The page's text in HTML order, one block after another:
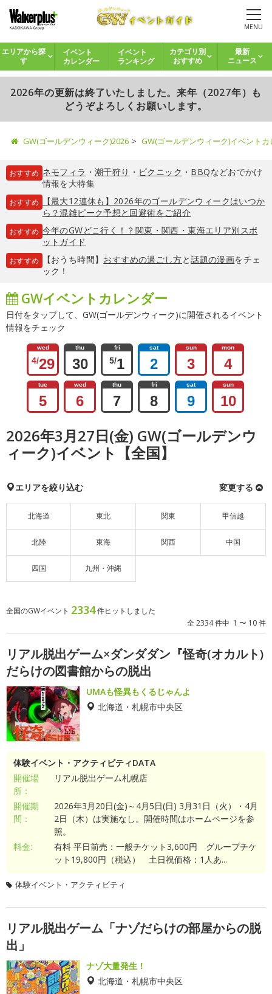
MENU
エリアから探
す
イベント
カレンダー
イベント
ランキング
カテゴリ別
おすすめ
最新
ニュース
2026年の更新は終了いたしました。来年（2027年）も
どうぞよろしくお願いします。
GW(ゴールデンウィーク)2026 GW(ゴールデンウィーク)イベント
おすすめ ネモフィラ ・ 潮干狩り ・ ピクニック ・ BBQなどおでかけ
情報を大特集
おすすめ
【最大12連休も】2026年のゴールデンウィークはいつか
ら？混雑ピーク予想と回避術をご紹介
おすすめ 今年のGWどこ行く！？関東・関西・東海エリア別スポ
ットガイド
おすすめ 【おうち時間】 おすすめの過ごし方と話題の漫画をチェ
ック！
GWイベントカレンダー
日付をタップして、GW(ゴールデンウィーク)に開催されるイベント
情報をチェック
wed
4/29
thu
30
fri
5/1
sat
2
sun
3
mon
4
tue
5
wed
6
thu
7
fri
8
sat
9
sun
10
2026年3月27日(金) GW(ゴールデンウ
ィーク)イベント【全国】
エリアを絞り込む 変更する
北海道 東北 関東 甲信越
北陸 東海 関西 中国
四国 九州・沖縄
全国のGWイベント 2334件ヒットしました
全 2334 件中 1 〜 10 件
リアル脱出ゲーム×ダンダダン『怪奇(オカルト)
だらけの図書館からの脱出
UMAも怪異もくるじゃんよ
北海道・札幌市中央区
体験イベント・アクティビティDATA
開催場
所：
リアル脱出ゲーム札幌店
開催期
間：
2026年3月20日(金)～4月5日(日) 3月31日（火）・4月
2日（木）は実施なし。開催時間はホームページを参
照。
料金:
有料 平日前売：一般チケット3,600円 グループチケ
ット19,800円（税込） 土日祝価格：1人あ...
体験イベント・アクティビティ
リアル脱出ゲーム「ナゾだらけの部屋からの脱
出」
ナゾ大量発生！
北海道・札幌市中央区